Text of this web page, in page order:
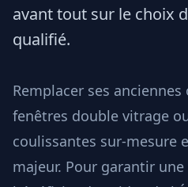
avant tout sur le choix
qualifié.
Remplacer ses
fenêtres double vitrage
coulissantes sur-mesure
majeur. Pour garantir